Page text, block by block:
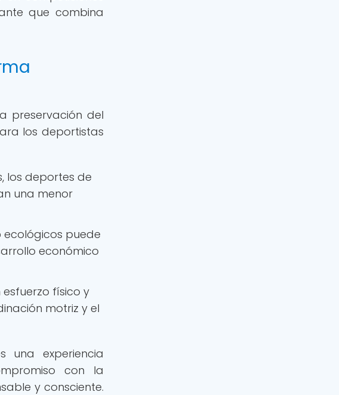
que combina
preservación del
los deportistas
los deportes de
una menor
puede
económico
físico y
motriz y el
experiencia
con la
y consciente.